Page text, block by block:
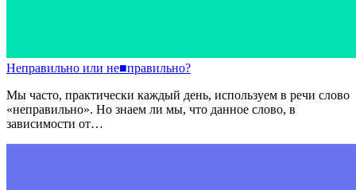
Неправильно или не■правильно?
Мы часто, практически каждый день, используем в речи слово
«неправильно». Но знаем ли мы, что данное слово, в
зависимости от…